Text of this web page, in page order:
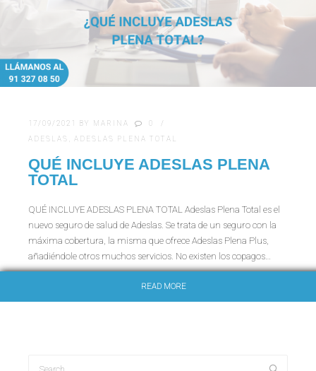
17/09/2021 BY MARINA
0
ADESLAS
ADESLAS PLENA TOTAL
QUÉ INCLUYE ADESLAS PLENA
TOTAL
QUÉ INCLUYE ADESLAS PLENA TOTAL Adeslas Plena Total es el
nuevo seguro de salud de Adeslas. Se trata de un seguro con la
máxima cobertura, la misma que ofrece Adeslas Plena Plus,
añadiéndole otros muchos servicios. No existen los copagos…
READ MORE